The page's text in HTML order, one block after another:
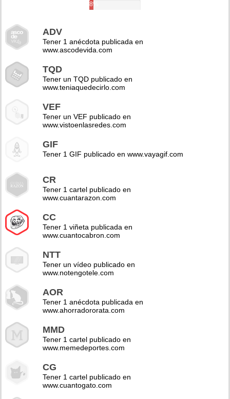
8%
ADV
Tener 1 anécdota publicada en
www.ascodevida.com
TQD
Tener un TQD publicado en
www.teniaquedecirlo.com
VEF
Tener un VEF publicado en
www.vistoenlasredes.com
GIF
Tener 1 GIF publicado en www.vayagif.com
CR
Tener 1 cartel publicado en
www.cuantarazon.com
CC
Tener 1 viñeta publicada en
www.cuantocabron.com
NTT
Tener un vídeo publicado en
www.notengotele.com
AOR
Tener 1 anécdota publicada en
www.ahorradororata.com
MMD
Tener 1 cartel publicado en
www.memedeportes.com
CG
Tener 1 cartel publicado en
www.cuantogato.com